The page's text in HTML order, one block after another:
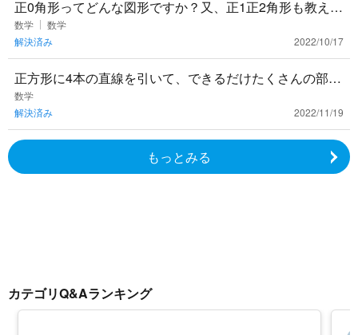
正0角形ってどんな図形ですか？又、正1正2角形も教えて
欲しいです
数学
数学
解決済み
2022/10/17
正方形に4本の直線を引いて、できるだけたくさんの部分
に分ける方法を教えてください。できれば考え方もお願
いします。
数学
解決済み
2022/11/19
もっとみる
カテゴリQ&Aランキング